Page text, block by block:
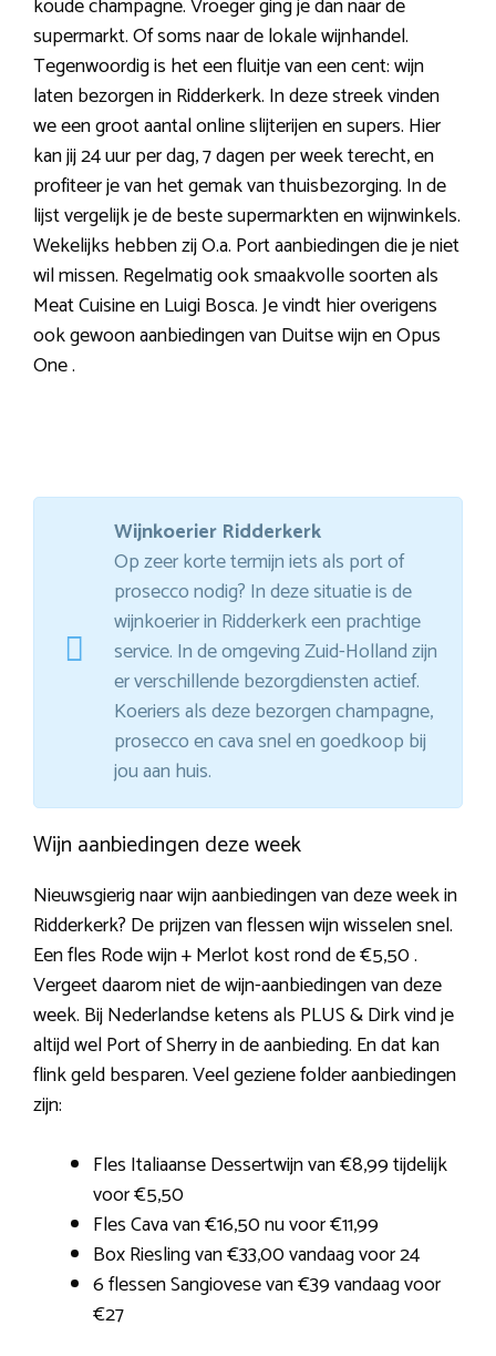
koude champagne. Vroeger ging je dan naar de
supermarkt. Of soms naar de lokale wijnhandel.
Tegenwoordig is het een fluitje van een cent: wijn
laten bezorgen in Ridderkerk. In deze streek vinden
we een groot aantal online slijterijen en supers. Hier
kan jij 24 uur per dag, 7 dagen per week terecht, en
profiteer je van het gemak van thuisbezorging. In de
lijst vergelijk je de beste supermarkten en wijnwinkels.
Wekelijks hebben zij O.a. Port aanbiedingen die je niet
wil missen. Regelmatig ook smaakvolle soorten als
Meat Cuisine en Luigi Bosca. Je vindt hier overigens
ook gewoon aanbiedingen van Duitse wijn en Opus
One .
Wijnkoerier Ridderkerk
Op zeer korte termijn iets als port of
prosecco nodig? In deze situatie is de
wijnkoerier in Ridderkerk een prachtige
service. In de omgeving Zuid-Holland zijn
er verschillende bezorgdiensten actief.
Koeriers als deze bezorgen champagne,
prosecco en cava snel en goedkoop bij
jou aan huis.
Wijn aanbiedingen deze week
Nieuwsgierig naar wijn aanbiedingen van deze week in
Ridderkerk? De prijzen van flessen wijn wisselen snel.
Een fles Rode wijn + Merlot kost rond de €5,50 .
Vergeet daarom niet de wijn-aanbiedingen van deze
week. Bij Nederlandse ketens als PLUS & Dirk vind je
altijd wel Port of Sherry in de aanbieding. En dat kan
flink geld besparen. Veel geziene folder aanbiedingen
zijn:
Fles Italiaanse Dessertwijn van €8,99 tijdelijk
voor €5,50
Fles Cava van €16,50 nu voor €11,99
Box Riesling van €33,00 vandaag voor 24
6 flessen Sangiovese van €39 vandaag voor
€27